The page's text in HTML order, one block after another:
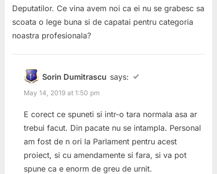
Deputatilor. Ce vina avem noi ca ei nu se grabesc sa
scoata o lege buna si de capatai pentru categoria
noastra profesionala?
Sorin Dumitrascu says:
May 14, 2019 at 1:50 pm
E corect ce spuneti si intr-o tara normala asa ar
trebui facut. Din pacate nu se intampla. Personal
am fost de n ori la Parlament pentru acest
proiect, si cu amendamente si fara, si va pot
spune ca e enorm de greu de urnit.